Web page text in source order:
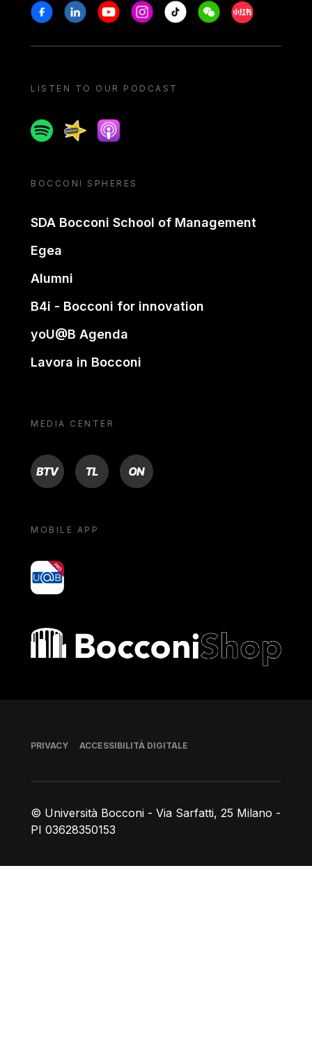
Stay in touch
FacebookLinkedinYoutubeInstagram
Tiktok WeechatXiaohongshu/
LISTEN TO OUR PODCAST
SpotifySpreakerApple podcast
BOCCONI SPHERES
SDA Bocconi School of Management
Egea
Alumni
B4i - Bocconi for innovation
yoU@B Agenda
Lavora in Bocconi
MEDIA CENTER
BTV TL ON
MOBILE APP
yoU@B
Bocconi shop
© Università Bocconi - Via Sarfatti, 25 Milano -
PI 03628350153
Piè di pagina
PRIVACY ACCESSIBILITÀ DIGITALE